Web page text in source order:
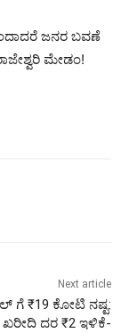
ಜನರ ಬವಣೆ
ಮೇಡಂ!
Next article
ಗೆ ₹19 ಕೋಟಿ‌ ನಷ್ಟ:
ಖರೀದಿ ದರ ₹2 ಇಳಿಕೆ-